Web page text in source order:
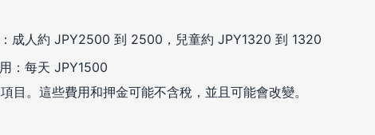
成人約 JPY2500 到 2500，兒童約 JPY1320 到 1320
：每天 JPY1500
目。這些費用和押金可能不含稅，並且可能會改變。